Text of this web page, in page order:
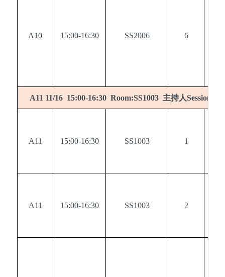
A10 15:00-16:30 SS2006 6
A11 11/16 15:00-16:30 Room:SS1003 主持人Session
A11 15:00-16:30 SS1003 1
A11 15:00-16:30 SS1003 2